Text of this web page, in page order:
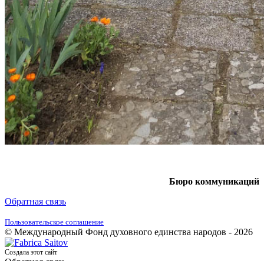
Бюро коммуникаций
Обратная связь
Пользовательское соглашение
© Международный Фонд духовного единства народов - 2026
Создала этот сайт